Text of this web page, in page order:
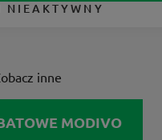
NIEAKTYWNY
inne
MODIVO